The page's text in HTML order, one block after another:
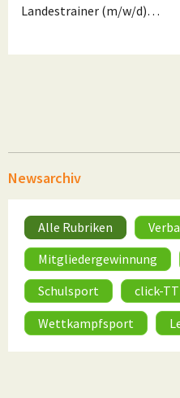
Landestrainer (m/w/d)…
Newsarchiv
Alle Rubriken
Mitgliedergewinnung
Schulsport
click-TT
Wettkampfsport